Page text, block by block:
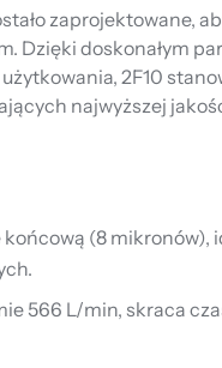
zaprojektowane,
Dzięki doskonałym
2F10
najwyższej
(8 mikronów),
566 L/min, skraca